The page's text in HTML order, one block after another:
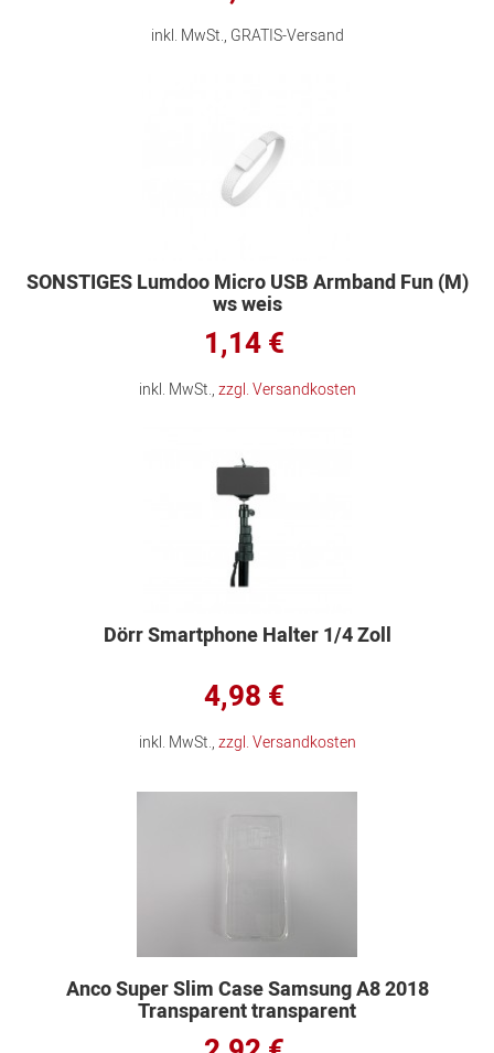
inkl. MwSt., GRATIS-Versand
SONSTIGES Lumdoo Micro USB Armband Fun (M)
ws weis
1,14 €
inkl. MwSt.,zzgl. Versandkosten
Dörr Smartphone Halter 1/4 Zoll
4,98 €
inkl. MwSt.,zzgl. Versandkosten
Anco Super Slim Case Samsung A8 2018
Transparent transparent